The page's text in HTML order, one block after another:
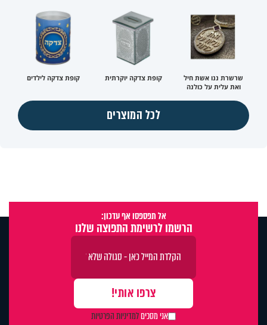
שרשרת ננו אשת חיל
ואת עלית על כולנה
קופת צדקה יוקרתית קופת צדקה לילדים
לכל המוצרים
אל תפספסו אף עדכון:
הרשמו לרשימת התפוצה שלנו
אני מסכיםלמדיניות הפרטיות